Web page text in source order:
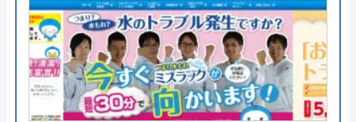
●保証・保険 ―
詳細は公式HPでご確認ください
水110番がおすすめの理由